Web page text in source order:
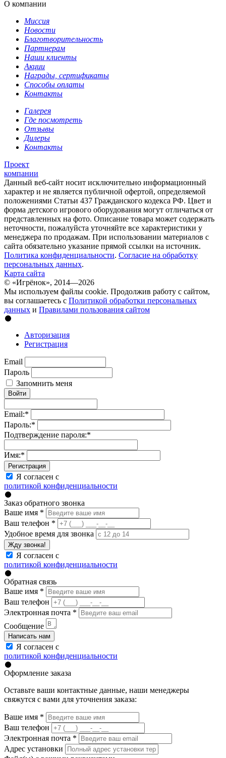
О компании
Миссия
Новости
Благотворительность
Партнерам
Наши клиенты
Акции
Награды, сертификаты
Способы оплаты
Контакты
Галерея
Где посмотреть
Отзывы
Дилеры
Контакты
Проект
компании
Данный веб-сайт носит исключительно информационный
характер и не является публичной офертой, определяемой
положениями Статьи 437 Гражданского кодекса РФ. Цвет и
форма детского игрового оборудования могут отличаться от
представленных на фото. Описание товара может содержать
неточности, пожалуйста уточняйте все характеристики у
менеджера по продажам. При использовании материалов с
сайта обязательно указание прямой ссылки на источник.
Политика конфиденциальности. Согласие на обработку
персональных данных.
Карта сайта
© «Игрёнок», 2014—2026
Мы используем файлы cookie. Продолжив работу с сайтом,
вы соглашаетесь с Политикой обработки персональных
данных и Правилами пользования сайтом
Авторизация
Регистрация
Email
Пароль
Запомнить меня
Войти
Email:*
Пароль:*
Подтверждение пароля:*
Имя:*
Регистрация
Я согласен с
политикой конфиденциальности
Заказ обратного звонка
Ваше имя *
Ваш телефон *
Удобное время для звонка
Жду звонка!
Я согласен с
политикой конфиденциальности
Обратная связь
Ваше имя *
Ваш телефон
Электронная почта *
Сообщение
Написать нам
Я согласен с
политикой конфиденциальности
Оформление заказа
Оставьте ваши контактные данные, наши менеджеры
свяжутся с вами для уточнения заказа:
Ваше имя *
Ваш телефон
Электронная почта *
Адрес установки